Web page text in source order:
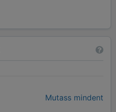
Mutass mindent